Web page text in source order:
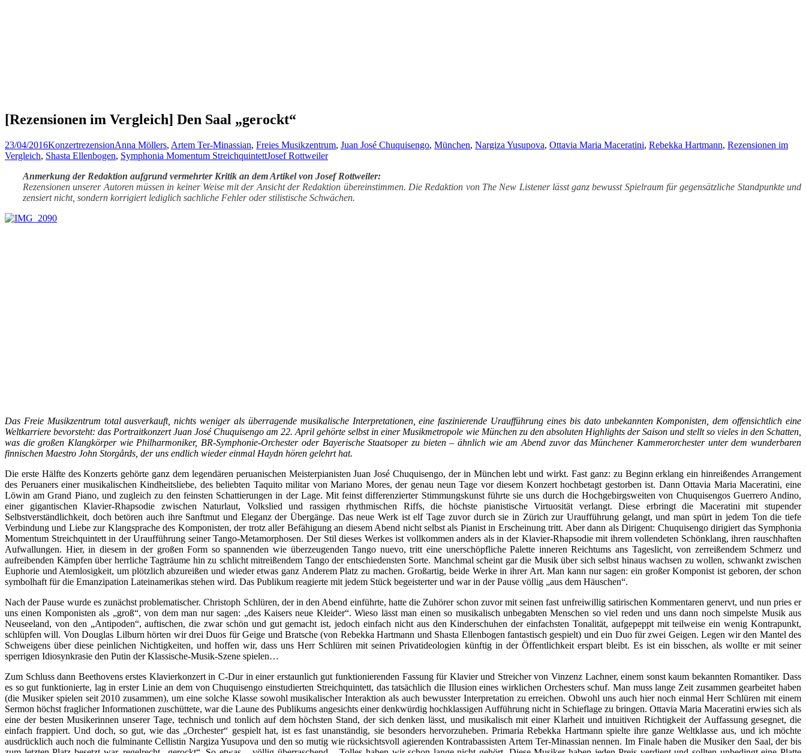
[Rezensionen im Vergleich] Den Saal „gerockt“
23/04/2016KonzertrezensionAnna Möllers, Artem Ter-Minassian, Freies Musikzentrum, Juan José Chuquisengo, München, Nargiza Yusupova, Ottavia Maria Maceratini, Rebekka Hartmann, Rezensionen im
Vergleich, Shasta Ellenbogen, Symphonia Momentum StreichquintettJosef Rottweiler
Anmerkung der Redaktion aufgrund vermehrter Kritik an dem Artikel von Josef Rottweiler:
Rezensionen unserer Autoren müssen in keiner Weise mit der Ansicht der Redaktion übereinstimmen. Die Redaktion von The New Listener lässt ganz bewusst Spielraum für gegensätzliche Standpunkte und
zensiert nicht, sondern korrigiert lediglich sachliche Fehler oder stilistische Schwächen.
Das Freie Musikzentrum total ausverkauft, nichts weniger als überragende musikalische Interpretationen, eine faszinierende Uraufführung eines bis dato unbekannten Komponisten, dem offensichtlich eine
Weltkarriere bevorsteht: das Portraitkonzert Juan José Chuquisengo am 22. April gehörte selbst in einer Musikmetropole wie München zu den absoluten Highlights der Saison und stellt so vieles in den Schatten,
was die großen Klangkörper wie Philharmoniker, BR-Symphonie-Orchester oder Bayerische Staatsoper zu bieten – ähnlich wie am Abend zuvor das Münchener Kammerorchester unter dem wunderbaren
finnischen Maestro John Storgårds, der uns endlich wieder einmal Haydn hören gelehrt hat.
Die erste Hälfte des Konzerts gehörte ganz dem legendären peruanischen Meisterpianisten Juan José Chuquisengo, der in München lebt und wirkt. Fast ganz: zu Beginn erklang ein hinreißendes Arrangement
des Peruaners einer musikalischen Kindheitsliebe, des beliebten Taquito militar von Mariano Mores, der genau neun Tage vor diesem Konzert hochbetagt gestorben ist. Dann Ottavia Maria Maceratini, eine
Löwin am Grand Piano, und zugleich zu den feinsten Schattierungen in der Lage. Mit feinst differenzierter Stimmungskunst führte sie uns durch die Hochgebirgsweiten von Chuquisengos Guerrero Andino,
einer gigantischen Klavier-Rhapsodie zwischen Naturlaut, Volkslied und rassigen rhythmischen Riffs, die höchste pianistische Virtuosität verlangt. Diese erbringt die Maceratini mit stupender
Selbstverständlichkeit, doch betören auch ihre Sanftmut und Eleganz der Übergänge. Das neue Werk ist elf Tage zuvor durch sie in Zürich zur Uraufführung gelangt, und man spürt in jedem Ton die tiefe
Verbindung und Liebe zur Klangsprache des Komponisten, der trotz aller Befähigung an diesem Abend nicht selbst als Pianist in Erscheinung tritt. Aber dann als Dirigent: Chuquisengo dirigiert das Symphonia
Momentum Streichquintett in der Uraufführung seiner Tango-Metamorphosen. Der Stil dieses Werkes ist vollkommen anders als in der Klavier-Rhapsodie mit ihrem vollendeten Schönklang, ihren rauschhaften
Aufwallungen. Hier, in diesem in der großen Form so spannenden wie überzeugenden Tango nuevo, tritt eine unerschöpfliche Palette inneren Reichtums ans Tageslicht, von zerreißendem Schmerz und
aufreibenden Kämpfen über herrliche Tagträume hin zu schlicht mitreißendem Tango der entschiedensten Sorte. Manchmal scheint gar die Musik über sich selbst hinaus wachsen zu wollen, schwankt zwischen
Euphorie und Atemlosigkeit, um plötzlich abzureißen und wieder etwas ganz Anderem Platz zu machen. Großartig, beide Werke in ihrer Art. Man kann nur sagen: ein großer Komponist ist geboren, der schon
symbolhaft für die Emanzipation Lateinamerikas stehen wird. Das Publikum reagierte mit jedem Stück begeisterter und war in der Pause völlig „aus dem Häuschen“.
Nach der Pause wurde es zunächst problematischer. Christoph Schlüren, der in den Abend einführte, hatte die Zuhörer schon zuvor mit seinen fast unfreiwillig satirischen Kommentaren genervt, und nun pries er
uns einen Komponisten als „groß“, von dem man nur sagen: „des Kaisers neue Kleider“. Wieso lässt man einen so musikalisch unbegabten Menschen so viel reden und uns dann noch simpelste Musik aus
Neuseeland, von den „Antipoden“, auftischen, die zwar schön und gut gemacht ist, jedoch einfach nicht aus den Kinderschuhen der einfachsten Tonalität, aufgepeppt mit teilweise ein wenig Kontrapunkt,
schlüpfen will. Von Douglas Lilburn hörten wir drei Duos für Geige und Bratsche (von Rebekka Hartmann und Shasta Ellenbogen fantastisch gespielt) und ein Duo für zwei Geigen. Legen wir den Mantel des
Schweigens über diese peinlichen Nichtigkeiten, und hoffen wir, dass uns Herr Schlüren mit seinen Privatideologien künftig in der Öffentlichkeit erspart bleibt. Es ist ein bisschen, als wollte er mit seiner
sperrigen Idiosynkrasie den Putin der Klassische-Musik-Szene spielen…
Zum Schluss dann Beethovens erstes Klavierkonzert in C-Dur in einer erstaunlich gut funktionierenden Fassung für Klavier und Streicher von Vinzenz Lachner, einem sonst kaum bekannten Romantiker. Dass
es so gut funktionierte, lag in erster Linie an dem von Chuquisengo einstudierten Streichquintett, das tatsächlich die Illusion eines wirklichen Orchesters schuf. Man muss lange Zeit zusammen gearbeitet haben
(die Musiker spielen seit 2010 zusammen), um eine solche Klasse sowohl musikalischer Interaktion als auch bewusster Interpretation zu erreichen. Obwohl uns auch hier noch einmal Herr Schlüren mit einem
Sermon höchst fraglicher Informationen zuschüttete, war die Laune des Publikums angesichts einer denkwürdig hochklassigen Aufführung nicht in Schieflage zu bringen. Ottavia Maria Maceratini erwies sich als
eine der besten Musikerinnen unserer Tage, technisch und tonlich auf dem höchsten Stand, der sich denken lässt, und musikalisch mit einer Klarheit und intuitiven Richtigkeit der Auffassung gesegnet, die
einfach frappiert. Und doch, so gut, wie das „Orchester“ gespielt hat, ist es fast unanständig, sie besonders hervorzuheben. Primaria Rebekka Hartmann spielte ihre ganze Weltklasse aus, und ich möchte
ausdrücklich auch noch die fulminante Cellistin Nargiza Yusupova und den so mutig wie rücksichtsvoll agierenden Kontrabassisten Artem Ter-Minassian nennen. Im Finale haben die Musiker den Saal, der bis